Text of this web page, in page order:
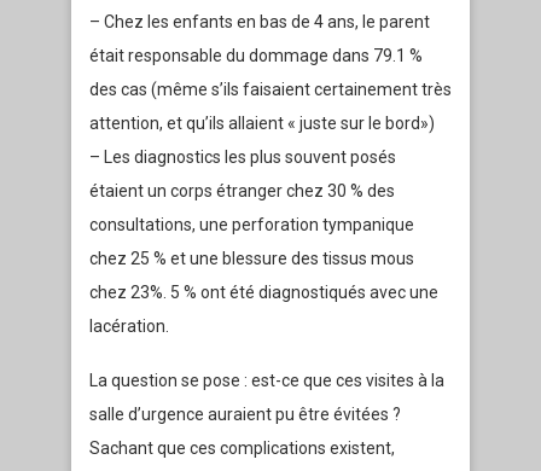
– Chez les enfants en bas de 4 ans, le parent
était responsable du dommage dans 79.1 %
des cas (même s’ils faisaient certainement très
attention, et qu’ils allaient « juste sur le bord»)
– Les diagnostics les plus souvent posés
étaient un corps étranger chez 30 % des
consultations, une perforation tympanique
chez 25 % et une blessure des tissus mous
chez 23%. 5 % ont été diagnostiqués avec une
lacération.
La question se pose : est-ce que ces visites à la
salle d’urgence auraient pu être évitées ?
Sachant que ces complications existent,